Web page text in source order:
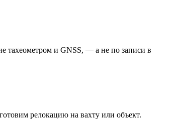
тахеометром и GNSS, — а не по записи в
релокацию на вахту или объект.